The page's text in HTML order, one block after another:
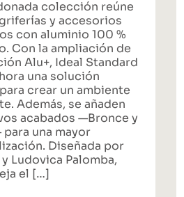
integral de
colección reúne
y accesorios
con aluminio 100 %
Con la ampliación de
Alu+, Ideal Standard
una solución
crear un ambiente
Además, se añaden
acabados —Bronce y
una mayor
Diseñada por
Ludovica Palomba,
el […]